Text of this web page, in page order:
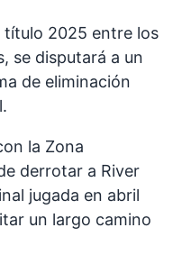
título 2025 entre los
se disputará a un
de eliminación
la Zona
derrotar a River
jugada en abril
un largo camino